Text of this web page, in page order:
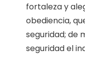
fortaleza y
obediencia,
seguridad; de
seguridad el